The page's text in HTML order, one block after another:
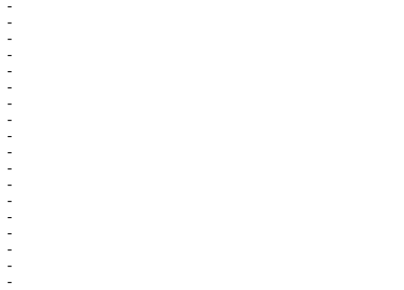
-
-
-
-
-
-
-
-
-
-
-
-
-
-
-
-
-
-